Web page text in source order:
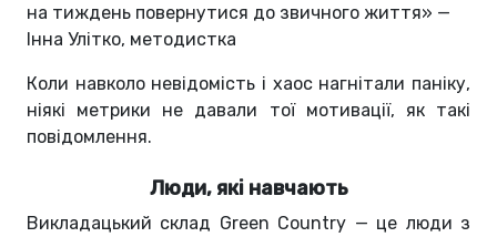
на тиждень повернутися до звичного життя» —
Інна Улітко, методистка
Коли навколо невідомість і хаос нагнітали паніку,
ніякі метрики не давали тої мотивації, як такі
повідомлення.
Люди, які навчають
Викладацький склад Green Country — це люди з